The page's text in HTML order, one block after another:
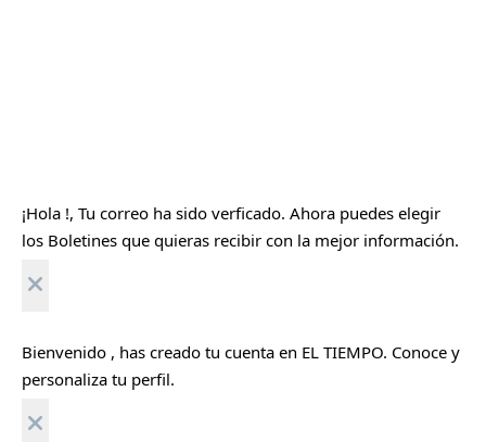
¡Hola !, Tu correo ha sido verficado. Ahora puedes elegir
los Boletines que quieras recibir con la mejor información.
r
r
Bienvenido , has creado tu cuenta en EL TIEMPO. Conoce y
personaliza tu perfil.